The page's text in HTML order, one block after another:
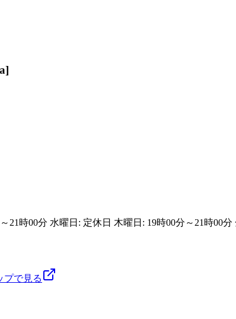
21時00分 水曜日: 定休日 木曜日: 19時00分～21時00
プで見る